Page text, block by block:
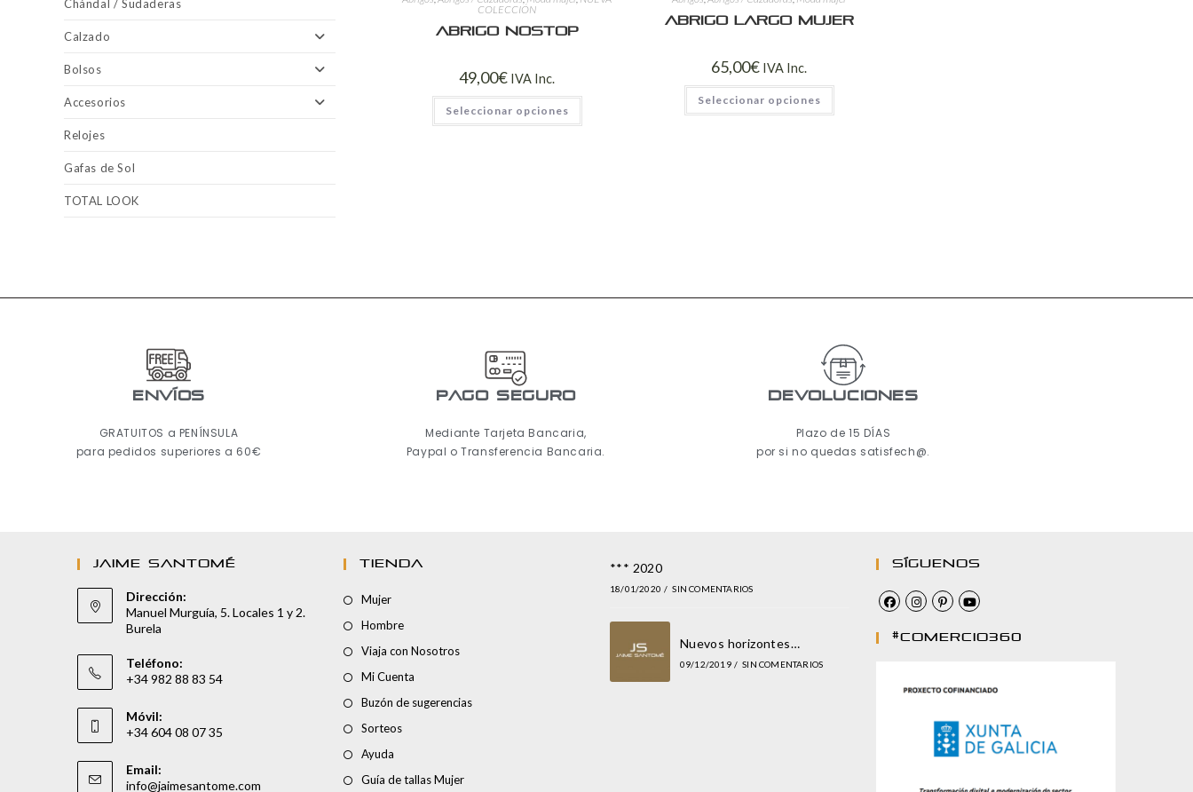
COLECCIÓN
Abrigo Nostop
49,00€ IVA Inc.
Seleccionar opciones
Abrigo Largo Mujer
65,00€ IVA Inc.
Seleccionar opciones
Chándal / Sudaderas
Calzado
Bolsos
Accesorios
Relojes
Gafas de Sol
TOTAL LOOK
ENVÍOS
GRATUITOS a PENÍNSULA
para pedidos superiores a 60€
pago seguro
Mediante Tarjeta Bancaria,
Paypal o Transferencia Bancaria.
Devoluciones
Plazo de 15 DÍAS
por si no quedas satisfech@.
JAIME SANTOMÉ
Dirección:
Manuel Murguía, 5. Locales 1 y 2.
Burela
Teléfono:
+34 982 88 83 54
Móvil:
+34 604 08 07 35
Email:
info@jaimesantome.com
TIENDA
Mujer
Hombre
Viaja con Nosotros
Mi Cuenta
Buzón de sugerencias
Sorteos
Ayuda
Guía de tallas Mujer
*** 2020
18/01/2020 / SIN COMENTARIOS
Nuevos horizontes…
09/12/2019 / SIN COMENTARIOS
Síguenos
#comercio360